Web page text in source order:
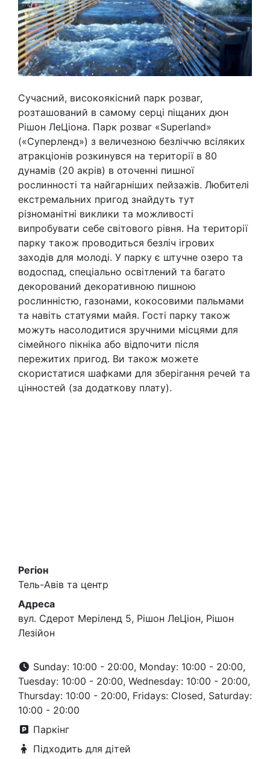
Сучасний, високоякісний парк розваг,
розташований в самому серці піщаних дюн
Рішон ЛеЦіона. Парк розваг «Superland»
(«Суперленд») з величезною безліччю всіляких
атракціонів розкинувся на території в 80
дунамів (20 акрів) в оточенні пишної
рослинності та найгарніших пейзажів. Любителі
екстремальних пригод знайдуть тут
різноманітні виклики та можливості
випробувати себе світового рівня. На території
парку також проводиться безліч ігрових
заходів для молоді. У парку є штучне озеро та
водоспад, спеціально освітлений та багато
декорований декоративною пишною
рослинністю, газонами, кокосовими пальмами
та навіть статуями майя. Гості парку також
можуть насолодитися зручними місцями для
сімейного пікніка або відпочити після
пережитих пригод. Ви також можете
скористатися шафками для зберігання речей та
цінностей (за додаткову плату).
Регіон
Тель-Авів та центр
Адреса
вул. Сдерот Меріленд 5, Рішон ЛеЦіон, Рішон
Лезійон
Sunday: 10:00 - 20:00, Monday: 10:00 - 20:00,
Tuesday: 10:00 - 20:00, Wednesday: 10:00 - 20:00,
Thursday: 10:00 - 20:00, Fridays: Closed, Saturday:
10:00 - 20:00
Паркінг
Підходить для дітей